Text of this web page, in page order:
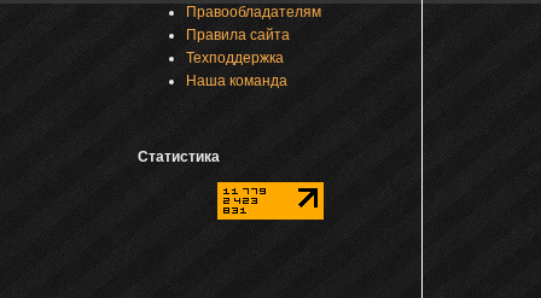
Правообладателям
Правила сайта
Техподдержка
Наша команда
Статистика